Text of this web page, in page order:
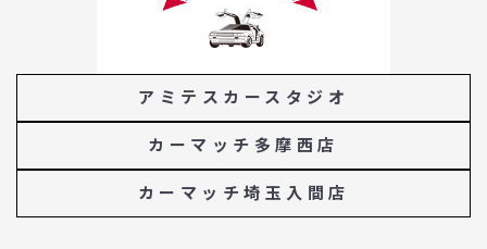
アミテスカースタジオ
カーマッチ多摩西店
カーマッチ埼玉入間店